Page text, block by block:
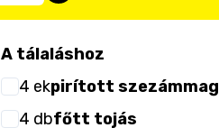
A tálaláshoz
4 ekpirított szezámmag
4 dbfőtt tojás